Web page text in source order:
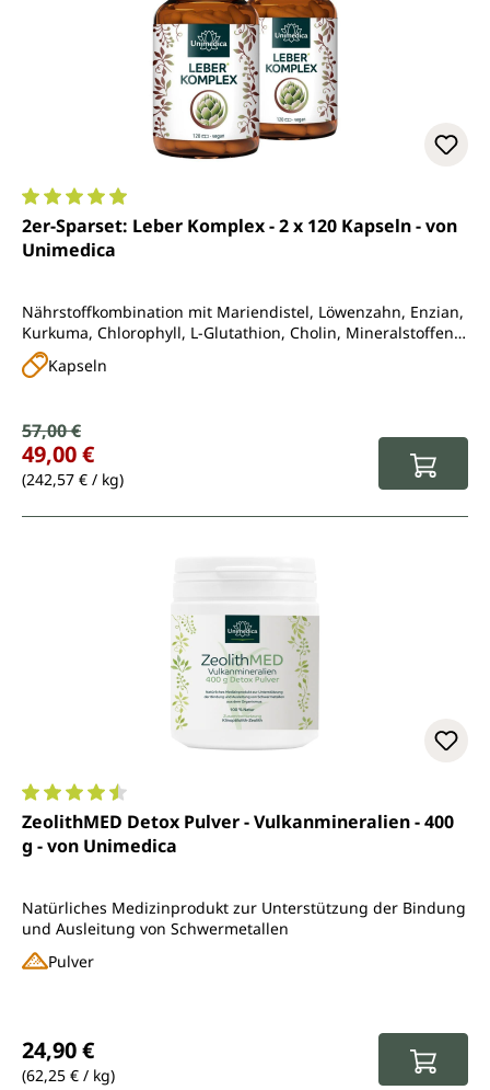
Durchschnittliche Bewertung von 4.9 von 5 Sternen
2er-Sparset: Leber Komplex - 2 x 120 Kapseln - von
Unimedica
Nährstoffkombination mit Mariendistel, Löwenzahn, Enzian,
Kurkuma, Chlorophyll, L-Glutathion, Cholin, Mineralstoffen
und Vitaminen
Kapseln
Verkaufspreis:
Regulärer Preis:
57,00 €
49,00 €
(242,57 € / kg)
Durchschnittliche Bewertung von 4.5 von 5 Sternen
ZeolithMED Detox Pulver - Vulkanmineralien - 400
g - von Unimedica
Natürliches Medizinprodukt zur Unterstützung der Bindung
und Ausleitung von Schwermetallen
Pulver
24,90 €
(62,25 € / kg)